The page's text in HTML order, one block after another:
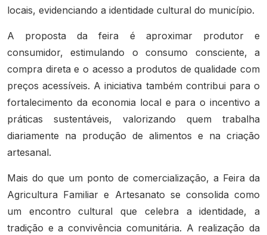
locais, evidenciando a identidade cultural do município.
A proposta da feira é aproximar produtor e
consumidor, estimulando o consumo consciente, a
compra direta e o acesso a produtos de qualidade com
preços acessíveis. A iniciativa também contribui para o
fortalecimento da economia local e para o incentivo a
práticas sustentáveis, valorizando quem trabalha
diariamente na produção de alimentos e na criação
artesanal.
Mais do que um ponto de comercialização, a Feira da
Agricultura Familiar e Artesanato se consolida como
um encontro cultural que celebra a identidade, a
tradição e a convivência comunitária. A realização da